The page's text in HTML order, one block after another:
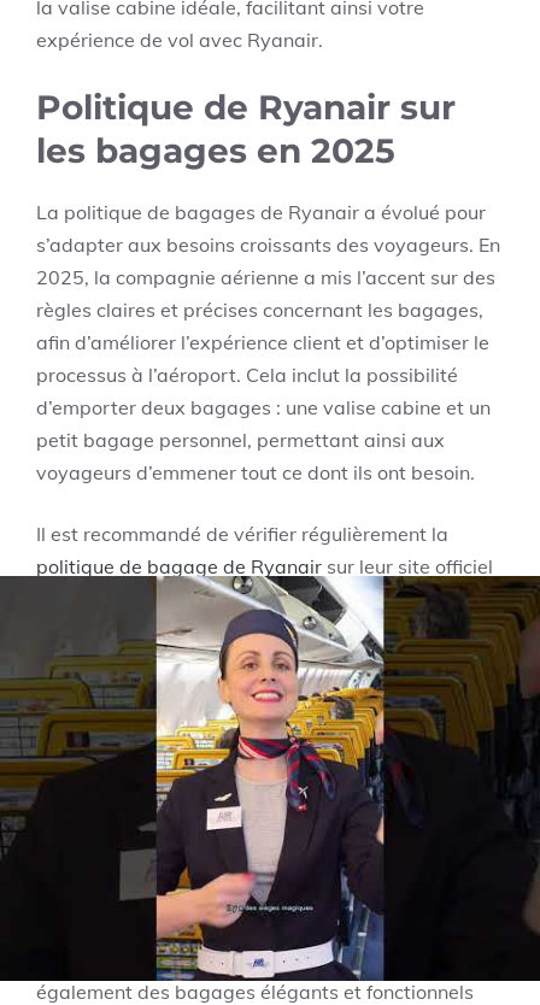
la valise cabine idéale, facilitant ainsi votre
expérience de vol avec Ryanair.
Politique de Ryanair sur
les bagages en 2025
La politique de bagages de Ryanair a évolué pour
s’adapter aux besoins croissants des voyageurs. En
2025, la compagnie aérienne a mis l’accent sur des
règles claires et précises concernant les bagages,
afin d’améliorer l’expérience client et d’optimiser le
processus à l’aéroport. Cela inclut la possibilité
d’emporter deux bagages : une valise cabine et un
petit bagage personnel, permettant ainsi aux
voyageurs d’emmener tout ce dont ils ont besoin.
Il est recommandé de vérifier régulièrement la
politique de bagage de Ryanair sur leur site officiel
pour toute mise à jour avant votre voyage. En effet,
certaines promotions ou changements d’horaires
peuvent modifier temporairement ces dimensions.
Stratégies pour éviter les
frais de bagages
Pour éviter des frais de bagages supplémentaires, il
existe plusieurs stratégies. Tout d’abord, envisagez
d’investir dans une valise spécifiquement conçue
pour respecter les dimensions autorisées par
LipaultetCalvin Klein fabriquent
également des bagages élégants et fonctionnels